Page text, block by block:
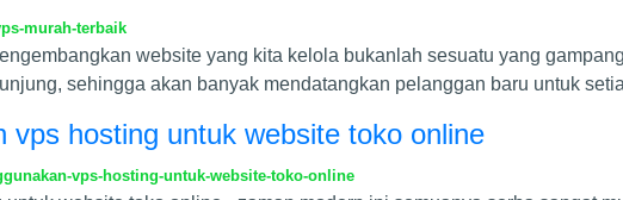
murah-terbaik
website yang kita kelola bukanlah sesuatu yang
sehingga akan banyak mendatangkan pelanggan baru untuk
vps hosting untuk website toko online
vps-hosting-untuk-website-toko-online